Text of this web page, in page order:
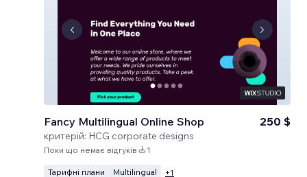
Fancy Multilingual Online Shop
критерій: HCG corporate designs
250 $
Поки що немає відгуків 1
Тарифні плани Multilingual +1